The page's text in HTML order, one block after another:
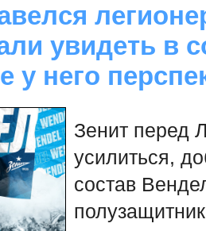
увидеть в
у него
Зенит перед
усилиться,
состав